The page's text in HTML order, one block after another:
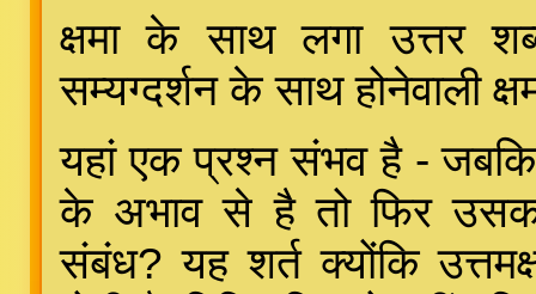
क्षमा के साथ लगा उत्तर
सम्यग्दर्शन के साथ होनेवाली
यहां एक प्रश्न संभव है -
के अभाव से है तो फिर
संबंध? यह शर्त क्योंकि